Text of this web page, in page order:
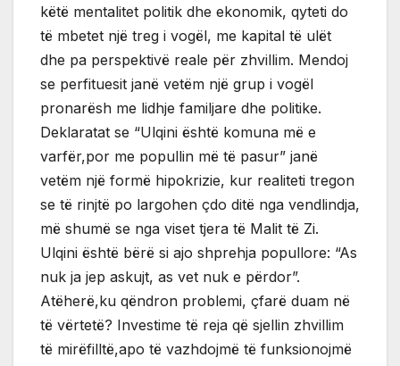
këtë mentalitet politik dhe ekonomik, qyteti do
të mbetet një treg i vogël, me kapital të ulët
dhe pa perspektivë reale për zhvillim. Mendoj
se perfituesit janë vetëm një grup i vogël
pronarësh me lidhje familjare dhe politike.
Deklaratat se “Ulqini është komuna më e
varfër,por me popullin më të pasur” janë
vetëm një formë hipokrizie, kur realiteti tregon
se të rinjtë po largohen çdo ditë nga vendlindja,
më shumë se nga viset tjera të Malit të Zi.
Ulqini është bërë si ajo shprehja popullore: “As
nuk ja jep askujt, as vet nuk e përdor”.
Atëherë,ku qëndron problemi, çfarë duam në
të vërtetë? Investime të reja që sjellin zhvillim
të mirëfilltë,apo të vazhdojmë të funksionojmë